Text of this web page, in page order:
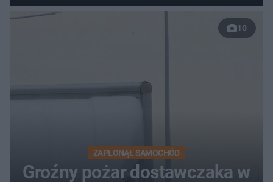
w sprawie 26-latka
10
ZAPŁONĄŁ SAMOCHÓD
Groźny pożar dostawczaka w